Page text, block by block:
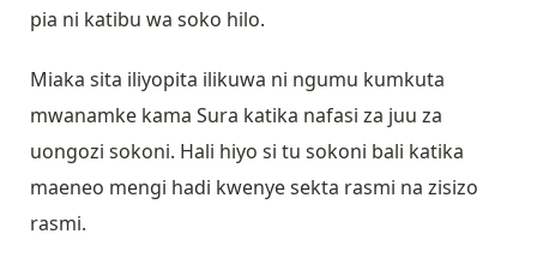
pia ni katibu wa soko hilo.
Miaka sita iliyopita ilikuwa ni ngumu kumkuta
mwanamke kama Sura katika nafasi za juu za
uongozi sokoni. Hali hiyo si tu sokoni bali katika
maeneo mengi hadi kwenye sekta rasmi na zisizo
rasmi.